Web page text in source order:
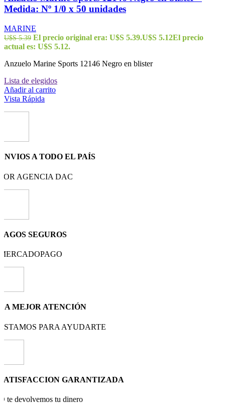
Medida: Nº 1/0 x 50 unidades
MARINE
U$S5.39 El precio original era: U$S 5.39.U$S 5.12El precio
actual es: U$S 5.12.
Anzuelo Marine Sports 12146 Negro en blister
Lista de elegidos
Añadir al carrito
Vista Rápida
A TODO EL PAÍS
AGENCIA DAC
SEGUROS
MEJOR ATENCIÓN
PARA AYUDARTE
GARANTIZADA
te devolvemos tu dinero